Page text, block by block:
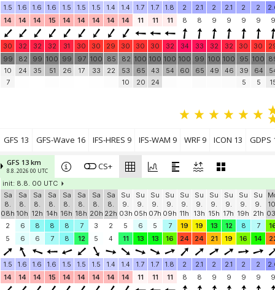
1.5 1.6 1.6 1.6 1.5 1.5 1.5 1.4 1.4 1.7 1.7 1.8 2 2.1 2 2.1 2 2
14
14 14 15 14 14 14 14 14 11 11 11 8 8 9 9 9 9 9
30 32 32 32 31 30 30 29 30 30 30 32 34 33 32 32 30 30
99
10
7
82
24
99
35
100
51
99
26
97
17
100
33
85
22
82
53
10
100
65
20
100
43
24
100
54
100
60
99
65
100
49
100
46
95
39
5
100
64
5
GFS 13 GFS-Wave 16 IFS-HRES 9 IFS-WAM 9 WRF 9 ICON 13 GDPS
GFS 13 km
8.8. 2026 00 UTC CS+
init: 8.8. 00 UTC
Sa
8.
08h
Sa
8.
10h
Sa
8.
12h
Sa
8.
14h
Sa
8.
16h
Sa
8.
18h
Sa
8.
20h
Sa
8.
22h
Su
9.
03h
Su
9.
05h
Su
9.
07h
Su
9.
09h
Su
9.
11h
Su
9.
13h
Su
9.
15h
Su
9.
17h
Su
9.
19h
Su
9.
21h
2
6 8 8 8 7 3 2 5 6 5 7 19 19 13 12 8 7
5
6 6 7 8 12 5 4 11 13 13 16 24 24 21 19 16 14
1.5 1.6 1.6 1.6 1.5 1.5 1.5 1.4 1.4 1.7 1.7 1.8 2 2.1 2 2.1 2 2
14
14 14 15 14 14 14 14 14 11 11 11 8 8 9 9 9 9 9